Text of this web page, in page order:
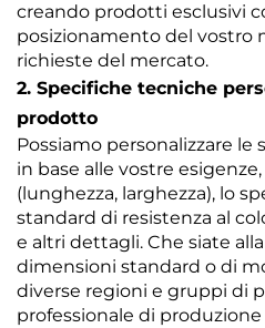
creando prodotti esclusivi
posizionamento del vostro
richieste del mercato.
2. Specifiche tecniche
prodotto
Possiamo personalizzare
in base alle vostre
(lunghezza, larghezza), lo
standard di resistenza al
e altri dettagli. Che siate
dimensioni standard o di
diverse regioni e gruppi di
professionale di